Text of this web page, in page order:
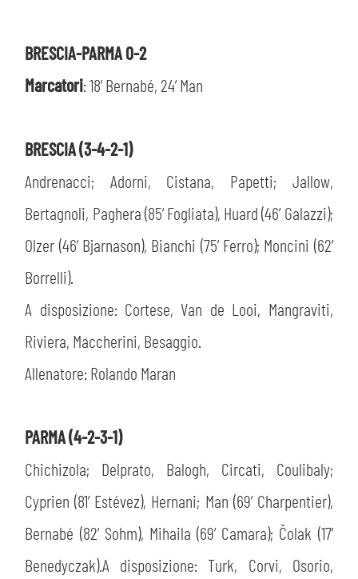
INFORMATIVA FINANZIARIA
PARTNER
BRESCIA-PARMA 0-2
Marcatori: 18’ Bernabé, 24’ Man
BRESCIA (3-4-2-1)
Andrenacci; Adorni, Cistana, Papetti; Jallow,
Bertagnoli, Paghera (85’ Fogliata), Huard (46’ Galazzi);
Olzer (46’ Bjarnason), Bianchi (75’ Ferro); Moncini (62’
Borrelli).
A disposizione: Cortese, Van de Looi, Mangraviti,
Riviera, Maccherini, Besaggio.
Allenatore: Rolando Maran
PARMA (4-2-3-1)
Chichizola; Delprato, Balogh, Circati, Coulibaly;
Cyprien (81’ Estévez), Hernani; Man (69’ Charpentier),
Bernabé (82’ Sohm), Mihaila (69’ Camara); Čolak (17’
Benedyczak).A disposizione: Turk, Corvi, Osorio,